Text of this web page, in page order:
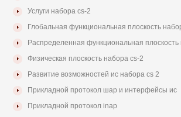
Услуги набора cs-2
Глобальная функциональная плоскость
Распределенная функциональная плоскость
Физическая плоскость набора cs-2
Развитие возможностей ис набора cs 2
Прикладной протокол шар и интерфейсы ис
Прикладной протокол inap